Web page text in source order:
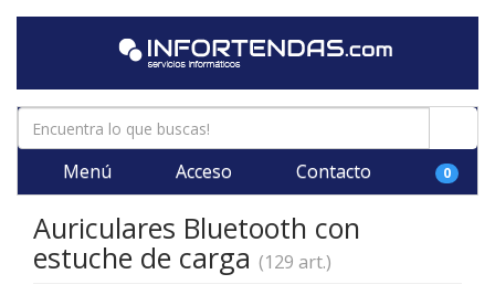
Menú Acceso Contacto 0
Auriculares Bluetooth con
estuche de carga (129 art.)